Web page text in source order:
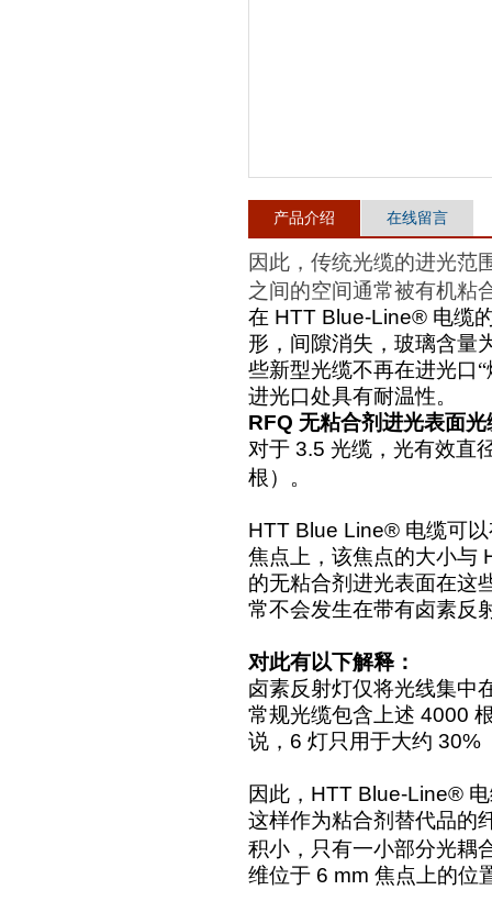
产品介绍 在线留言
因此，传统光缆的进光范
之间的空间通常被有机粘
在 HTT Blue-Line® 电缆
形，间隙消失，玻璃含量
些新型光缆不再在进光口
进光口处具有耐温性。
RFQ 无粘合剂进光表面
对于 3.5 光缆，光有效直
根）。
HTT Blue Line® 电缆可
焦点上，该焦点的大小与
的无粘合剂进光表面在这
常不会发生在带有卤素反
对此有以下解释：
卤素反射灯仅将光线集中
常规光缆包含上述 4000
说， 6 灯只用于大约 30%
因此， HTT Blue-Line®
这样作为粘合剂替代品的
积小，只有一小部分光耦
维位于 6 mm 焦点上的位